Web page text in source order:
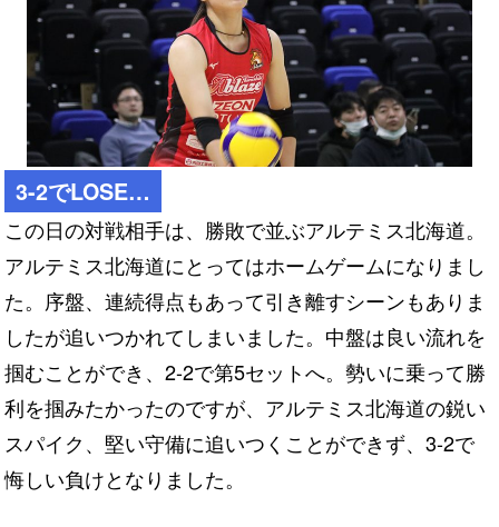
3-2でLOSE…
この日の対戦相手は、勝敗で並ぶアルテミス北海道。
アルテミス北海道にとってはホームゲームになりまし
た。序盤、連続得点もあって引き離すシーンもありま
したが追いつかれてしまいました。中盤は良い流れを
掴むことができ、2-2で第5セットへ。勢いに乗って勝
利を掴みたかったのですが、アルテミス北海道の鋭い
スパイク、堅い守備に追いつくことができず、3-2で
悔しい負けとなりました。